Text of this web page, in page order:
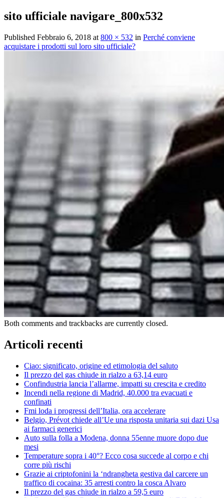
sito ufficiale navigare_800x532
Published Febbraio 6, 2018 at 800 × 532 in Perché conviene
acquistare i prodotti sul loro sito ufficiale?
Both comments and trackbacks are currently closed.
Articoli recenti
Ciao: significato, origine ed etimologia del saluto
Il prezzo del gas chiude in rialzo a 63,14 euro
Confindustria lancia l’allarme, impatti su crescita e credito
Incendi nella regione di Madrid, 40.000 tra evacuati e
confinati
Fmi loda i progressi dell’Italia, ora accelerare
Belgio, Prévot chiede all’Ue una risposta unitaria sui dazi Usa
ai farmaci generici
Auto sulla folla a Modena, donna 55enne muore dopo due
mesi
Temperature sopra i 40°? Ecco cosa succede al corpo e chi
corre più rischi
Grazie ai criptofonini la ‘ndrangheta gestiva dal carcere un
traffico di cocaina: 35 arresti contro la cosca Alvaro
Il prezzo del gas chiude in rialzo a 59,5 euro